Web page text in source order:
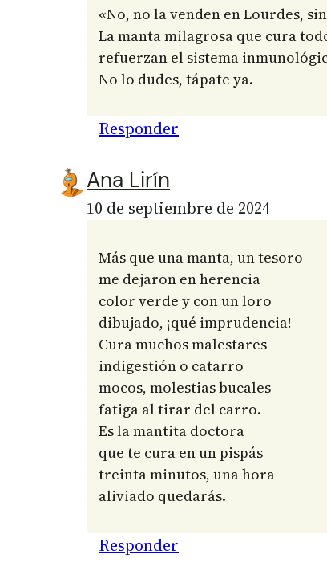
«No, no la venden en Lourdes,
La manta milagrosa que cura
refuerzan el sistema
No lo dudes, tápate ya.
Responder
Ana Lirín
10 de septiembre de 2024
Más que una manta, un tesoro
me dejaron en herencia
color verde y con un loro
dibujado, ¡qué imprudencia!
Cura muchos malestares
indigestión o catarro
mocos, molestias bucales
fatiga al tirar del carro.
Es la mantita doctora
que te cura en un pispás
treinta minutos, una hora
aliviado quedarás.
Responder